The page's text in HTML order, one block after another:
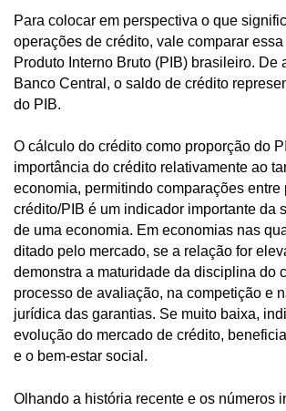
Para colocar em perspectiva o que
operações de crédito, vale comparar
Produto Interno Bruto (PIB) brasileiro. De
Banco Central, o saldo de crédito
do PIB.
O cálculo do crédito como proporção do
importância do crédito relativamente ao
economia, permitindo comparações entre
crédito/PIB é um indicador importante da
de uma economia. Em economias nas
ditado pelo mercado, se a relação for
demonstra a maturidade da disciplina do
processo de avaliação, na competição e
jurídica das garantias. Se muito baixa,
evolução do mercado de crédito,
e o bem-estar social.
Olhando a história recente e os números